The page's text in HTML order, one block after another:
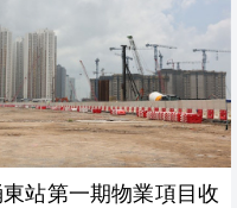
站第一期物業項目收